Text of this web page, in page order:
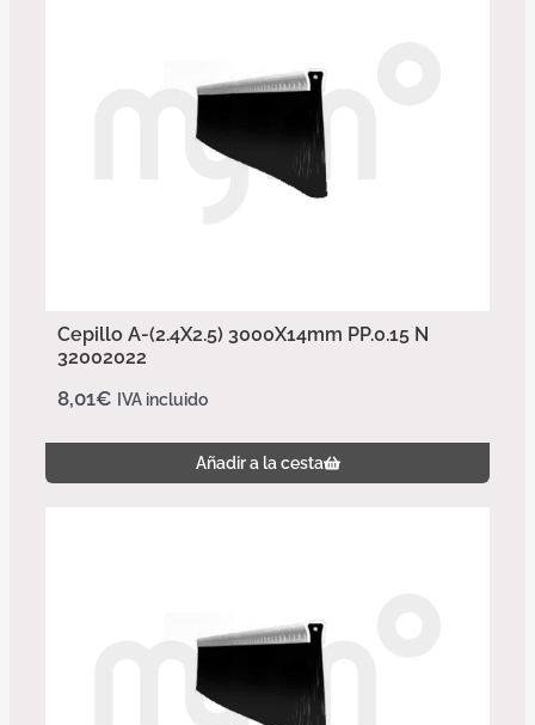
Cepillo A-(2.4X2.5) 3000X14mm PP.0.15 N
32002022
8,01€ IVA incluido
Añadir a la cesta